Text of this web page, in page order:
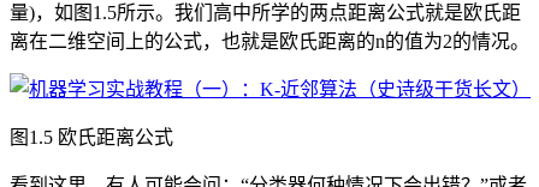
量)，如图1.5所示。我们高中所学的两点距离公式就是欧氏距
离在二维空间上的公式，也就是欧氏距离的n的值为2的情况。
图1.5 欧氏距离公式